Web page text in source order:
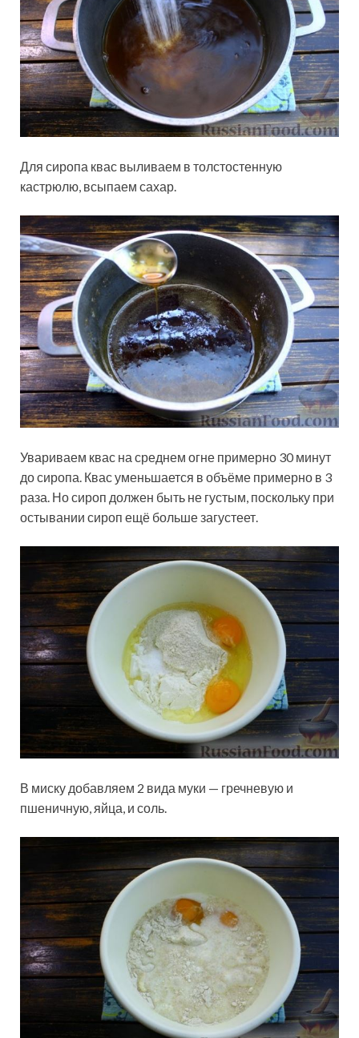
Для сиропа квас выливаем в толстостенную
кастрюлю, всыпаем сахар.
Увариваем квас на среднем огне примерно 30 минут
до сиропа. Квас уменьшается в объёме примерно в 3
раза. Но сироп должен быть не густым, поскольку при
остывании сироп ещё больше загустеет.
В миску добавляем 2 вида муки — гречневую и
пшеничную, яйца, и соль.